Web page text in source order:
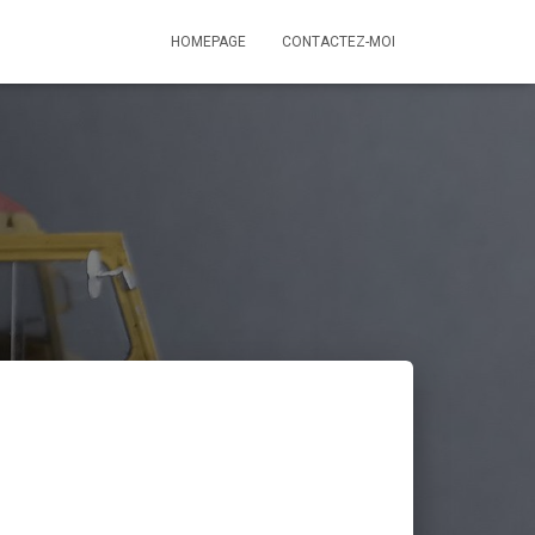
HOMEPAGE CONTACTEZ-MOI